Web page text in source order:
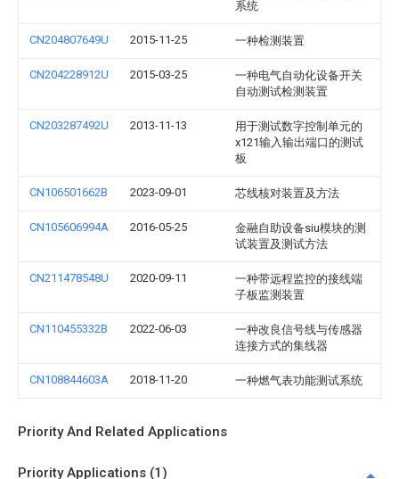
系统
CN204807649U 2015-11-25 一种检测装置
CN204228912U 2015-03-25
一种电气自动化设备开关
自动测试检测装置
CN203287492U 2013-11-13
用于测试数字控制单元的
x121输入输出端口的测试
板
CN106501662B 2023-09-01 芯线核对装置及方法
CN105606994A 2016-05-25
金融自助设备siu模块的测
试装置及测试方法
CN211478548U 2020-09-11
一种带远程监控的接线端
子板监测装置
CN110455332B 2022-06-03
一种改良信号线与传感器
连接方式的集线器
CN108844603A 2018-11-20 一种燃气表功能测试系统
Priority And Related Applications
Priority Applications (1)